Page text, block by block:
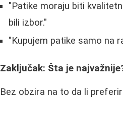
"Patike moraju biti
bili izbor."
"Kupujem patike samo na
Zaključak: Šta je
Bez obzira na to da li